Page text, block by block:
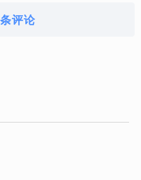
评论